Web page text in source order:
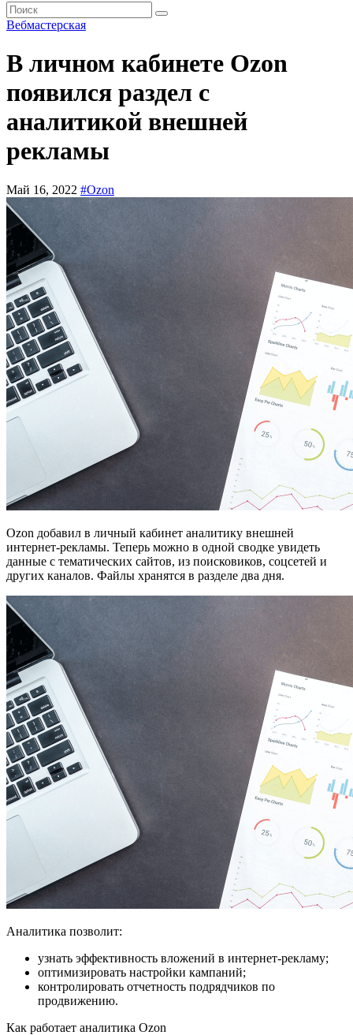
Вебмастерская
В личном кабинете Ozon
появился раздел с
аналитикой внешней
рекламы
Май 16, 2022 #Ozon
Ozon добавил в личный кабинет аналитику внешней
интернет-рекламы. Теперь можно в одной сводке увидеть
данные с тематических сайтов, из поисковиков, соцсетей и
других каналов. Файлы хранятся в разделе два дня.
Аналитика позволит:
узнать эффективность вложений в интернет-рекламу;
оптимизировать настройки кампаний;
контролировать отчетность подрядчиков по
продвижению.
Как работает аналитика Ozon